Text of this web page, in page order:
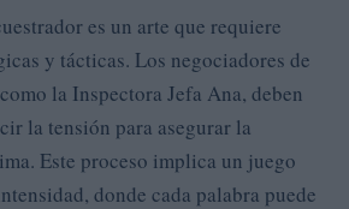
es un arte que requiere
y tácticas. Los negociadores de
la Inspectora Jefa Ana, deben
la tensión para asegurar la
Este proceso implica un juego
donde cada palabra puede